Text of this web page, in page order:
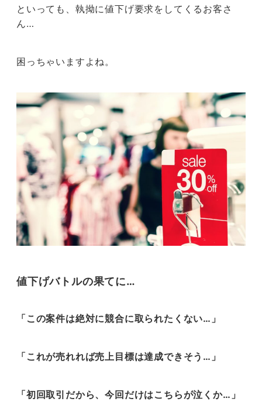
といっても、執拗に値下げ要求をしてくるお客さ
ん…
困っちゃいますよね。
値下げバトルの果てに…
「この案件は絶対に競合に取られたくない…」
「これが売れれば売上目標は達成できそう…」
「初回取引だから、今回だけはこちらが泣くか…」